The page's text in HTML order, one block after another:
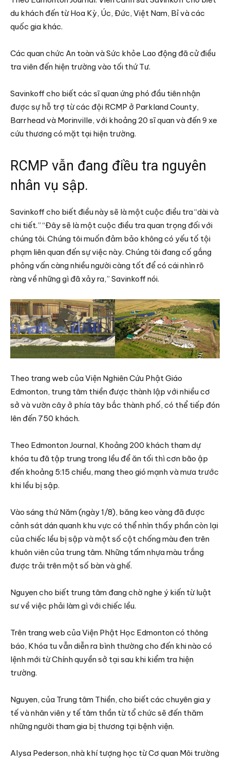
du khách đến từ Hoa Kỳ, Úc, Đức, Việt Nam, Bỉ và các
quốc gia khác.
Các quan chức An toàn và Sức khỏe Lao động đã cử điều
tra viên đến hiện trường vào tối thứ Tư.
Savinkoff cho biết các sĩ quan ứng phó đầu tiên nhận
được sự hỗ trợ từ các đội RCMP ở Parkland County,
Barrhead và Morinville, với khoảng 20 sĩ quan và đến 9 xe
cứu thương có mặt tại hiện trường.
RCMP vẫn đang điều tra nguyên
nhân vụ sập.
Savinkoff cho biết điều này sẽ là một cuộc điều tra “dài và
chi tiết.” “Đây sẽ là một cuộc điều tra quan trọng đối với
chúng tôi. Chúng tôi muốn đảm bảo không có yếu tố tội
phạm liên quan đến sự việc này. Chúng tôi đang cố gắng
phỏng vấn càng nhiều người càng tốt để có cái nhìn rõ
ràng về những gì đã xảy ra,” Savinkoff nói.
Theo trang web của Viện Nghiên Cứu Phật Giáo
Edmonton, trung tâm thiền được thành lập với nhiều cơ
sở và vườn cây ở phía tây bắc thành phố, có thể tiếp đón
lên đến 750 khách.
Theo Edmonton Journal, Khoảng 200 khách tham dự
khóa tu đã tập trung trong lều để ăn tối thì cơn bão ập
đến khoảng 5:15 chiều, mang theo gió mạnh và mưa trước
khi lều bị sập.
Vào sáng thứ Năm (ngày 1/8), băng keo vàng đã được
cảnh sát dán quanh khu vực có thể nhìn thấy phần còn lại
của chiếc lều bị sập và một số cột chống màu đen trên
khuôn viên của trung tâm. Những tấm nhựa màu trắng
được trải trên một số bàn và ghế.
Nguyen cho biết trung tâm đang chờ nghe ý kiến ​​từ luật
sư về việc phải làm gì với chiếc lều.
Trên trang web của Viện Phật Học Edmonton có thông
báo, Khóa tu vẫn diễn ra bình thường cho đến khi nào có
lệnh mới từ Chính quyền sở tại sau khi kiểm tra hiện
trường.
Nguyen, của Trung tâm Thiền, cho biết các chuyên gia y
tế và nhân viên y tế tâm thần từ tổ chức sẽ đến thăm
những người tham gia bị thương tại bệnh viện.
Alysa Pederson, nhà khí tượng học từ Cơ quan Môi trường